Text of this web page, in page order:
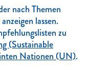
nach Themen
lassen.
zu
(Sustainable
Nationen (UN).